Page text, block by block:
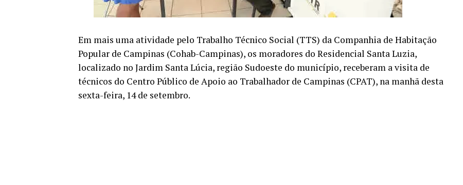
Em mais uma atividade pelo Trabalho Técnico Social (TTS) da Companhia de Habitação
Popular de Campinas (Cohab-Campinas), os moradores do Residencial Santa Luzia,
localizado no Jardim Santa Lúcia, região Sudoeste do município, receberam a visita de
técnicos do Centro Público de Apoio ao Trabalhador de Campinas (CPAT), na manhã desta
sexta-feira, 14 de setembro.